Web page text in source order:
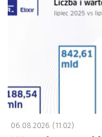
06.08.2026 (11:02)